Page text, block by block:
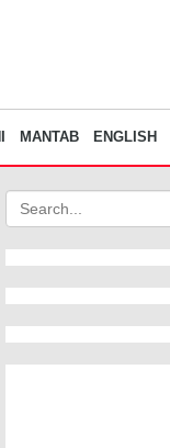
MANTAB ENGLISH